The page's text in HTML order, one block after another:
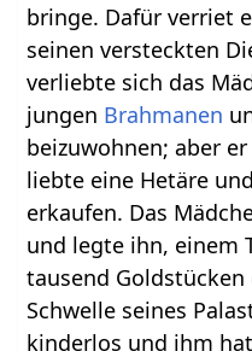
bringe. Dafür verriet
seinen versteckten
verliebte sich das
jungen Brahmanen
beizuwohnen; aber
liebte eine Hetäre
erkaufen. Das
und legte ihn, einem
tausend
Schwelle seines
kinderlos und ihm